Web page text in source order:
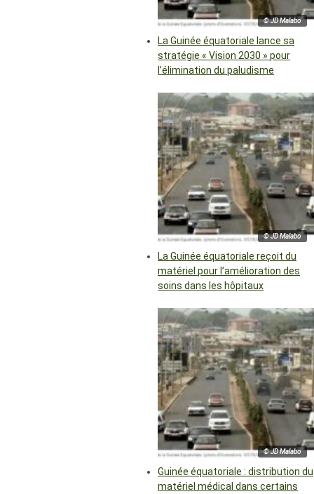
© JD Malabo
La Guinée équatoriale lance sa
stratégie « Vision 2030 » pour
l’élimination du paludisme
© JD Malabo
La Guinée équatoriale reçoit du
matériel pour l’amélioration des
soins dans les hôpitaux
© JD Malabo
Guinée équatoriale : distribution du
matériel médical dans certains